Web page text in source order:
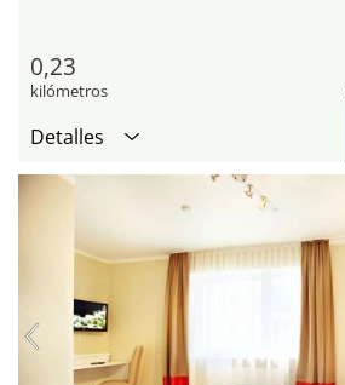
0,23
kilómetros
Detalles